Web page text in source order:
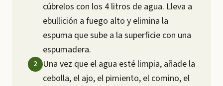
cúbrelos con los 4 litros de agua. Lleva a
ebullición a fuego alto y elimina la
espuma que sube a la superficie con una
espumadera.
Una vez que el agua esté limpia, añade la
cebolla, el ajo, el pimiento, el comino, el